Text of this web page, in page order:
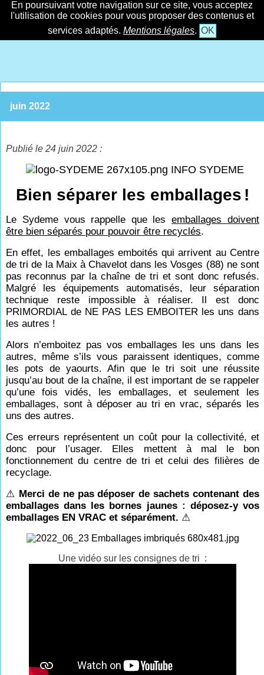
En poursuivant votre navigation sur ce site, vous acceptez
l'utilisation de cookies pour vous proposer des contenus et
services adaptés. Mentions légales. OK
juin 2022
Publié le 24 juin 2022 :
INFO SYDEME
Bien séparer les emballages !
Le Sydeme vous rappelle que lesemballages doivent
être bien séparés pour pouvoir être recyclés.
En effet, les emballages emboités qui arrivent au Centre
de tri de la Maix à Chavelot dans les Vosges (88) ne sont
pas reconnus par la chaîne de tri et sont donc refusés.
Malgré les équipements automatisés, leur séparation
technique reste impossible à réaliser. Il est donc
PRIMORDIAL de NE PAS LES EMBOITER les uns dans
les autres !
Alors n’emboitez pas vos emballages les uns dans les
autres, même s’ils vous paraissent identiques, comme
les pots de yaourts. Afin que le tri soit une réussite
jusqu’au bout de la chaîne, il est important de se rappeler
qu’une fois vidés, les emballages, et seulement les
emballages, sont à déposer au tri en vrac, séparés les
uns des autres.
Ces erreurs représentent un coût pour la collectivité, et
donc pour l’usager. Elles mettent à mal le bon
fonctionnement du centre de tri et celui des filières de
recyclage.
⚠ Merci de ne pas déposer de sachets contenant des
emballages dans les bornes jaunes : déposez-y vos
emballages EN VRAC et séparément. ⚠
Une vidéo sur les consignes de tri :